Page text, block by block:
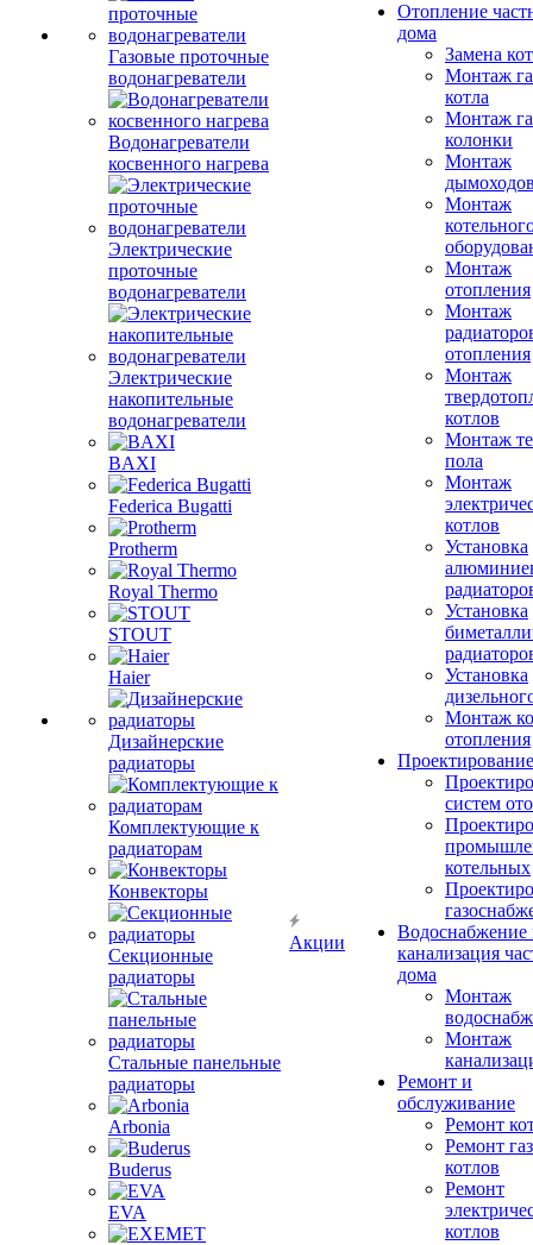
Газовые проточные
водонагреватели
Водонагреватели
косвенного нагрева
Электрические
проточные
водонагреватели
Электрические
накопительные
водонагреватели
BAXI
Federica Bugatti
Protherm
Royal Thermo
STOUT
Haier
Дизайнерские
радиаторы
Комплектующие к
радиаторам
Конвекторы
Секционные
радиаторы
Стальные панельные
радиаторы
Arbonia
Buderus
EVA
Акции
Отопление
дома
Замена
Монтаж
котла
Монтаж
колонки
Монтаж
Монтаж
Монтаж
отопления
Монтаж
отопления
Монтаж
котлов
Монтаж
пола
Монтаж
котлов
Установка
Установка
Установка
Монтаж
отопления
Проектирование
систем
котельных
Водоснабжение
канализация
дома
Монтаж
Монтаж
Ремонт и
обслуживание
Ремонт
Ремонт
котлов
Ремонт
котлов